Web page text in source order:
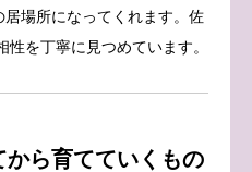
場所になってくれます。佐
を丁寧に見つめています。
から育てていくもの